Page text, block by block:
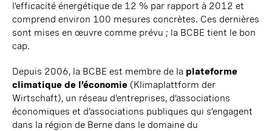
l’efficacité énergétique de 12 % par rapport à 2012 et
comprend environ 100 mesures concrètes. Ces dernières
sont mises en œuvre comme prévu ; la BCBE tient le bon
cap.
Depuis 2006, la BCBE est membre de la plateforme
climatique de l’économie (Klimaplattform der
Wirtschaft), un réseau d’entreprises, d’associations
économiques et d’associations publiques qui s’engagent
dans la région de Berne dans le domaine du